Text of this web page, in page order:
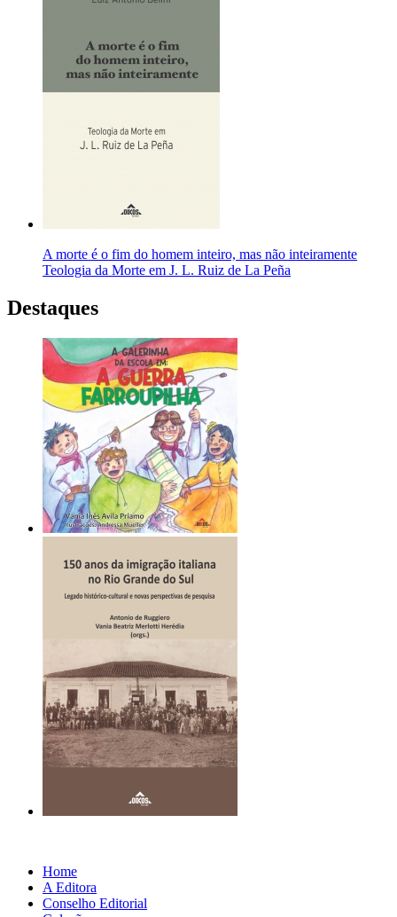
A morte é o fim do homem inteiro, mas não inteiramente
Teologia da Morte em J. L. Ruiz de La Peña
Destaques
Home
A Editora
Conselho Editorial